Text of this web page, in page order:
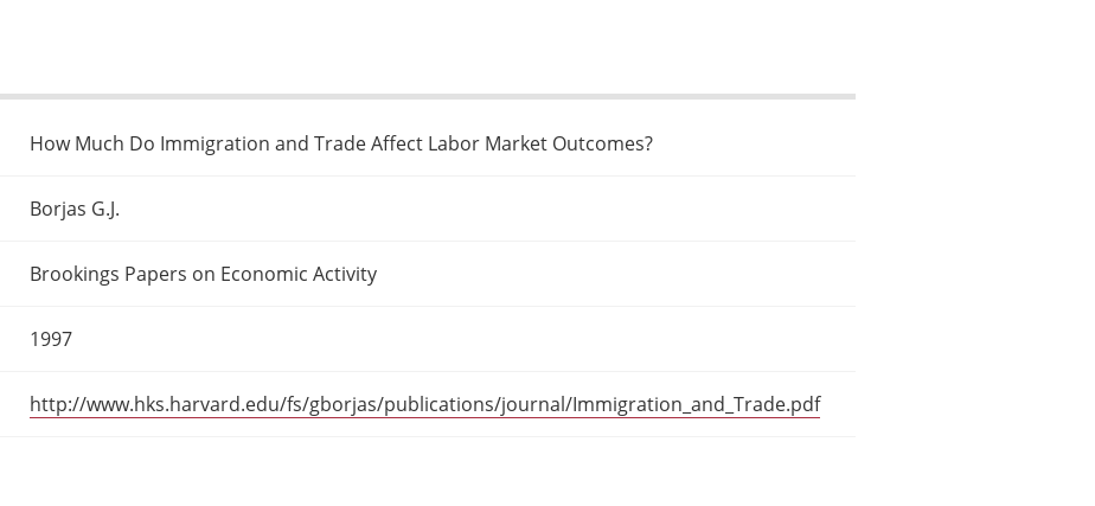
How Much Do Immigration and Trade Affect Labor Market Outcomes?
Borjas G.J.
Brookings Papers on Economic Activity
1997
http://www.hks.harvard.edu/fs/gborjas/publications/journal/Immigration_and_Trade.pdf